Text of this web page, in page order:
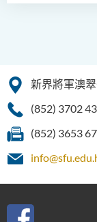
新界將軍澳
(852) 3702
(852) 3653